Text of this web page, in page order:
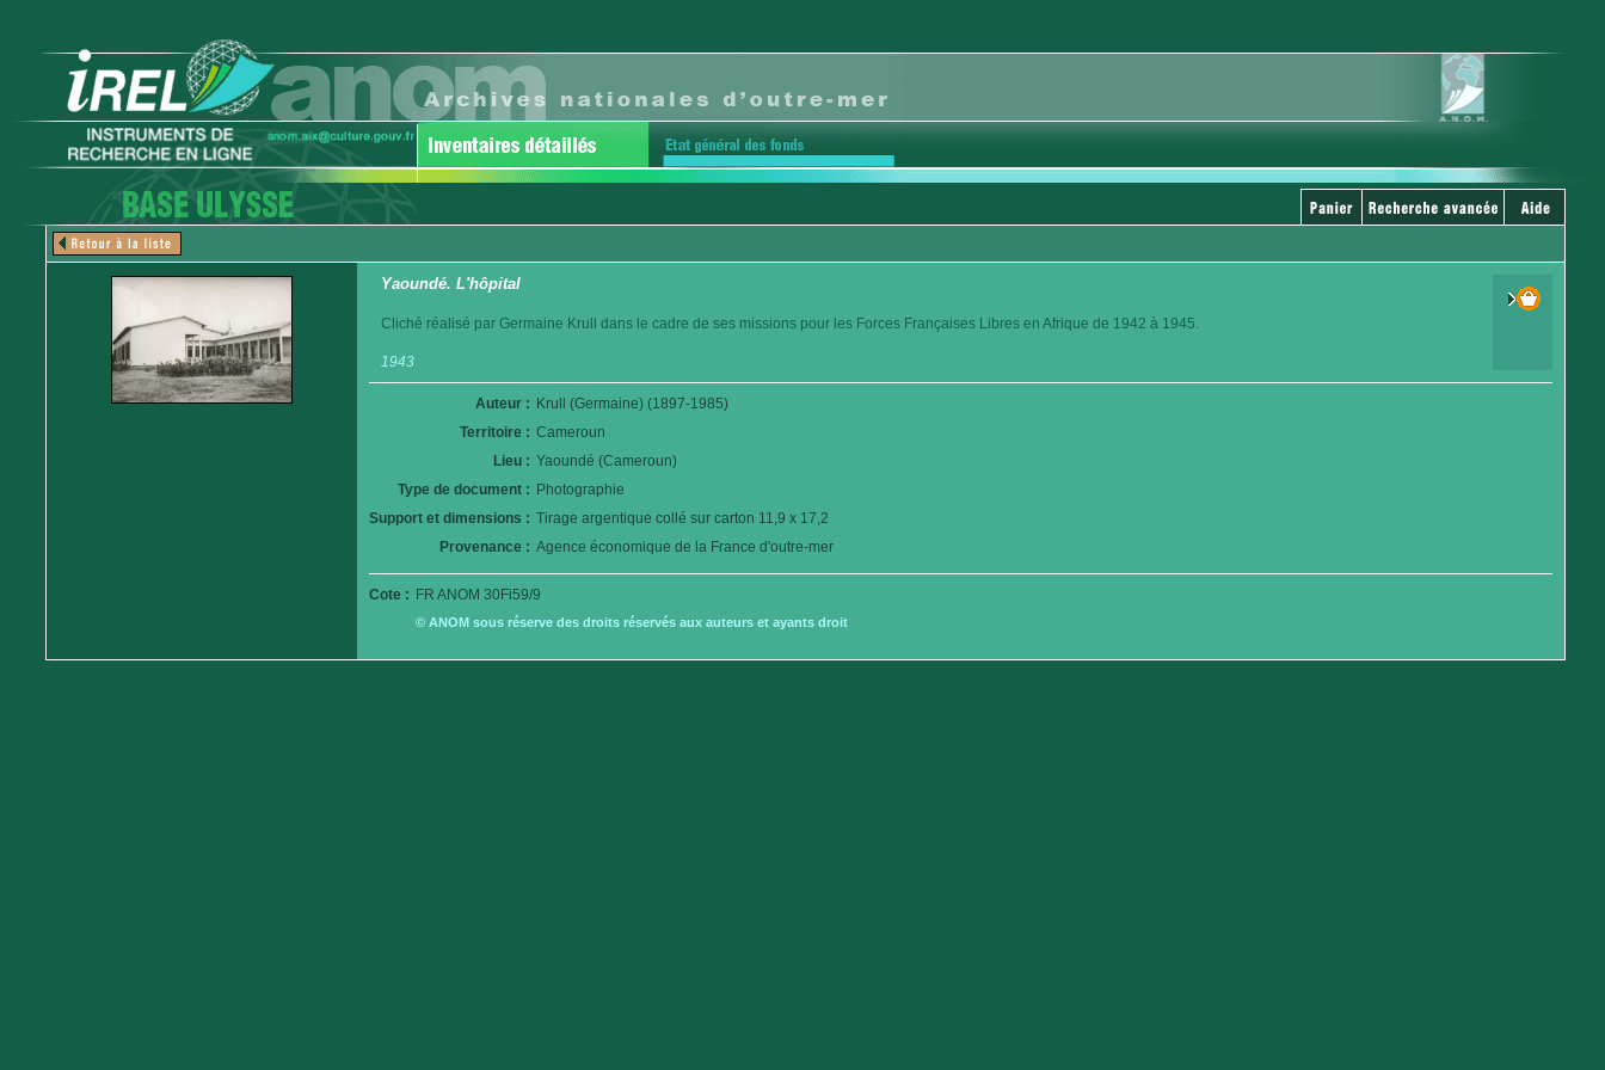
Yaoundé. L'hôpital
Cliché réalisé par Germaine Krull dans le cadre de ses missions pour les Forces Françaises Libres en Afrique de 1942 à 1945.
1943
Auteur : Krull (Germaine) (1897-1985)
Territoire : Cameroun
Lieu : Yaoundé (Cameroun)
Type de document : Photographie
Support et dimensions : Tirage argentique collé sur carton 11,9 x 17,2
Provenance : Agence économique de la France d'outre-mer
Cote : FR ANOM 30Fi59/9
© ANOM sous réserve des droits réservés aux auteurs et ayants droit